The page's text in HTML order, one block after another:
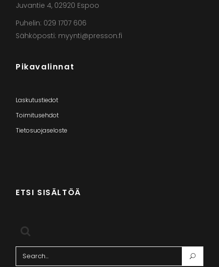
Juvantie 4, 02920 Espoo
Puhelin: 029 1707 606
Sähköposti: myynti@presson.fi
Pikavalinnat
Laskutustiedot
Toimitusehdot
Tietosuojaseloste
ETSI SISÄLTÖÄ
Search